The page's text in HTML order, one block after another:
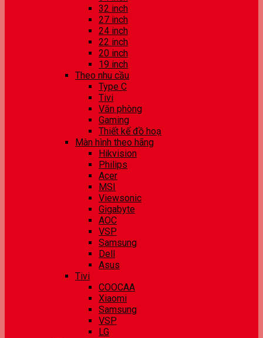
32 inch
27 inch
24 inch
22 inch
20 inch
19 inch
Theo nhu cầu
Type C
Tivi
Văn phòng
Gaming
Thiết kế đồ hoạ
Màn hình theo hãng
Hikvision
Philips
Acer
MSI
Viewsonic
Gigabyte
AOC
VSP
Samsung
Dell
Asus
Tivi
COOCAA
Xiaomi
Samsung
VSP
LG